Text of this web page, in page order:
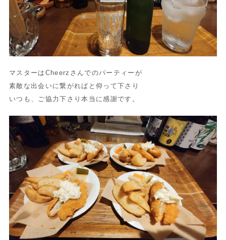
マスターはCheerzさんでのパーティーが
素敵な出会いに繋がればと仰って下さり
いつも、ご協力下さり本当に感謝です。